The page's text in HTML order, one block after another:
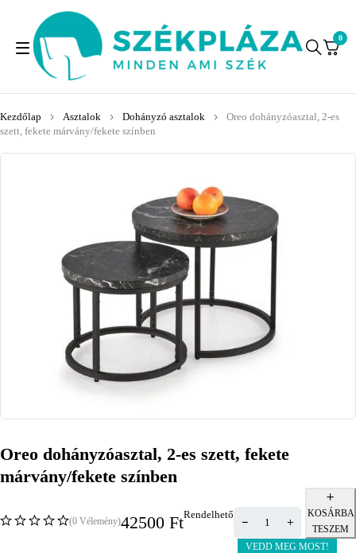
0
Kezdőlap Asztalok Dohányzó asztalok
Oreo dohányzóasztal, 2-es
szett, fekete márvány/fekete színben
Oreo dohányzóasztal, 2-es szett, fekete
márvány/fekete színben
(0 Vélemény)42500 FtRendelhető
KOSÁRBA
TESZEM
VEDD MEG MOST!